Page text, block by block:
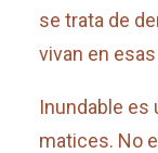
se trata de
vivan en
Inundable
matices. No